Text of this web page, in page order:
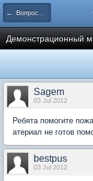
← Вопросы и ответы
Демонстрационный
Sagem
03 Jul 2012
Ребята помогите
атериал не готов
bestpus
03 Jul 2012